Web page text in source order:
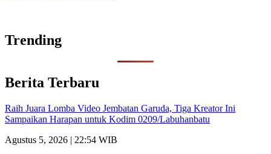
Trending
Berita Terbaru
Raih Juara Lomba Video Jembatan Garuda, Tiga Kreator Ini
Sampaikan Harapan untuk Kodim 0209/Labuhanbatu
Agustus 5, 2026 | 22:54 WIB